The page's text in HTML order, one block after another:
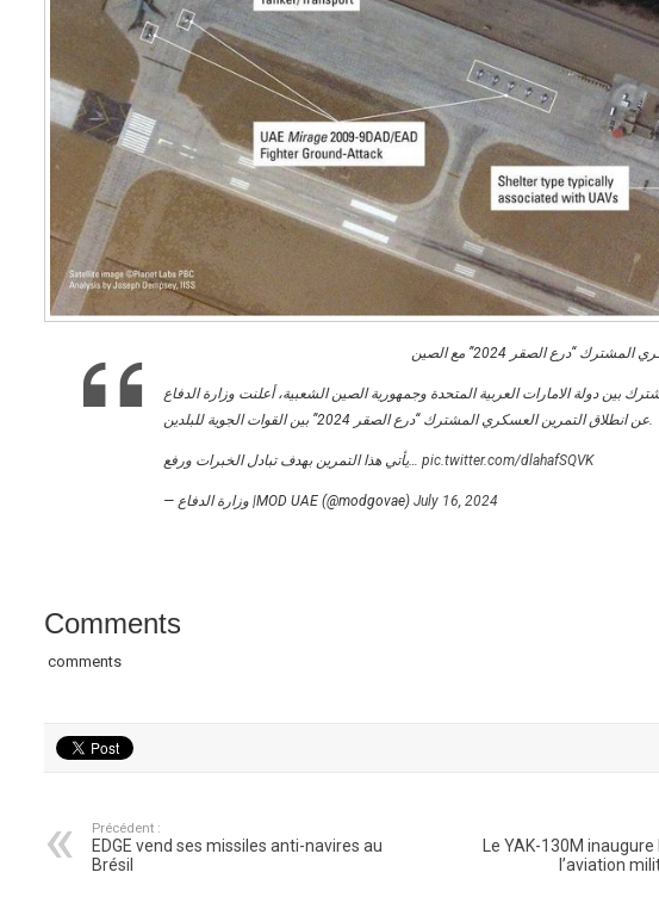
“درع الصقر 2024” مع الصين
بين دولة الامارات العربية المتحدة وجمهورية الصين الشعبية، أعلنت وزارة الدفاع
عن انطلاق التمرين العسكري المشترك “درع الصقر 2024” بين القوات الجوية للبلدين.
يأتي هذا التمرين بهدف تبادل الخبرات ورفع… pic.twitter.com/dlahafSQVK
— وزارة الدفاع |MOD UAE (@modgovae) July 16, 2024
Comments
comments
Précédent :
EDGE vend ses missiles anti-navires au
Brésil
Le YAK-130M
l’aviation